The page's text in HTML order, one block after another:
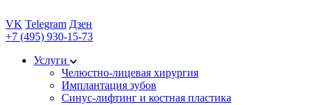
VK Telegram Дзен
+7 (495) 930-15-73
Услуги
Челюстно-лицевая хирургия
Имплантация зубов
Синус-лифтинг и костная пластика